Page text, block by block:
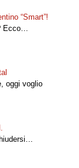
“Smart”!
Ecco…
oggi voglio